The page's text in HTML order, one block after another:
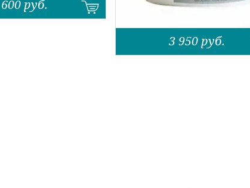
600 руб.
3 950 руб.